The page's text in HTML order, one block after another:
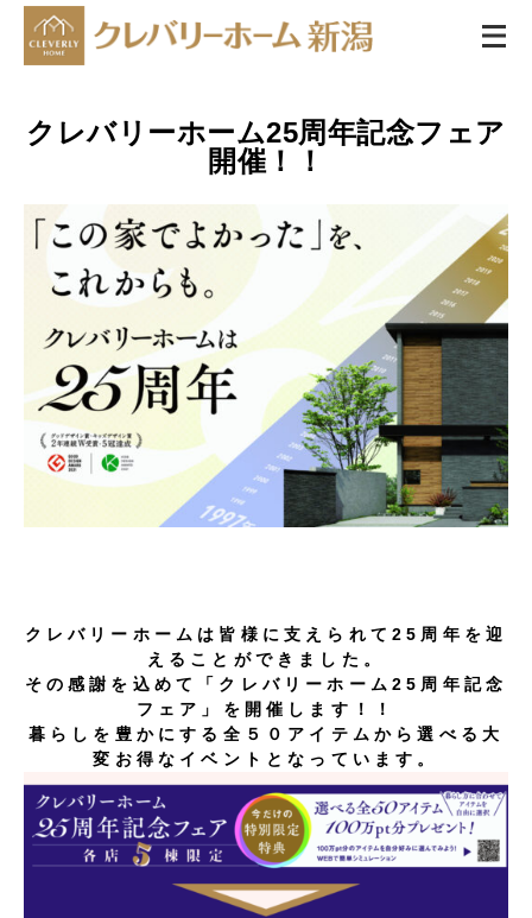
クレバリーホーム25周年記念フェア
開催！！
クレバリーホームは皆様に支えられて25周年を迎
えることができました。
その感謝を込めて「クレバリーホーム25周年記念
フェア」を開催します！！
暮らしを豊かにする全５０アイテムから選べる大
変お得なイベントとなっています。